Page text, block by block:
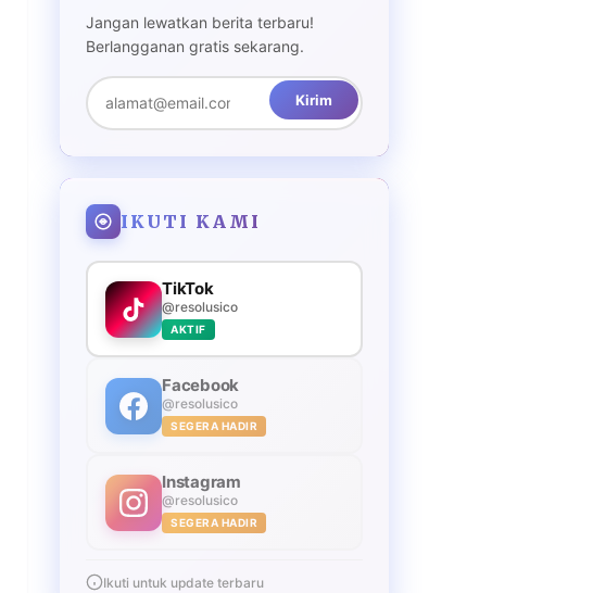
Jangan lewatkan berita terbaru!
Berlangganan gratis sekarang.
Kirim
IKUTI KAMI
TikTok
@resolusico
AKTIF
Facebook
@resolusico
SEGERA HADIR
Instagram
@resolusico
SEGERA HADIR
Ikuti untuk update terbaru